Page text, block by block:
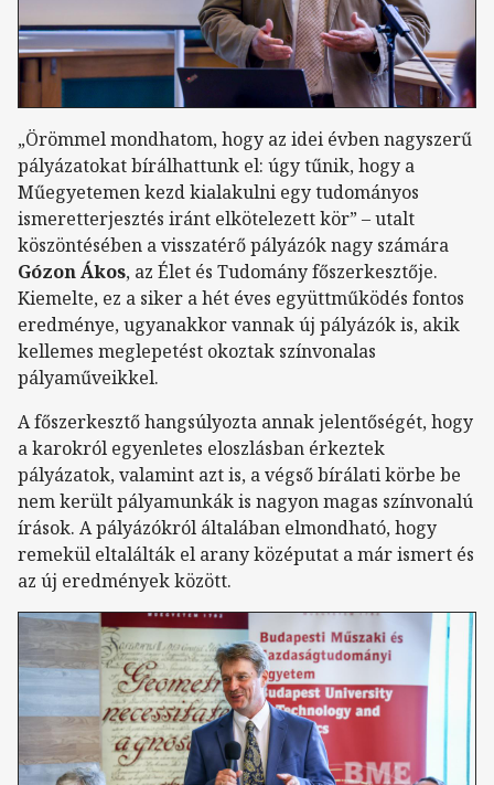
„Örömmel mondhatom, hogy az idei évben nagyszerű
pályázatokat bírálhattunk el: úgy tűnik, hogy a
Műegyetemen kezd kialakulni egy tudományos
ismeretterjesztés iránt elkötelezett kör” – utalt
köszöntésében a visszatérő pályázók nagy számára
Gózon Ákos, az Élet és Tudomány főszerkesztője.
Kiemelte, ez a siker a hét éves együttműködés fontos
eredménye, ugyanakkor vannak új pályázók is, akik
kellemes meglepetést okoztak színvonalas
pályaműveikkel.
A főszerkesztő hangsúlyozta annak jelentőségét, hogy
a karokról egyenletes eloszlásban érkeztek
pályázatok, valamint azt is, a végső bírálati körbe be
nem került pályamunkák is nagyon magas színvonalú
írások. A pályázókról általában elmondható, hogy
remekül eltalálták el arany középutat a már ismert és
az új eredmények között.